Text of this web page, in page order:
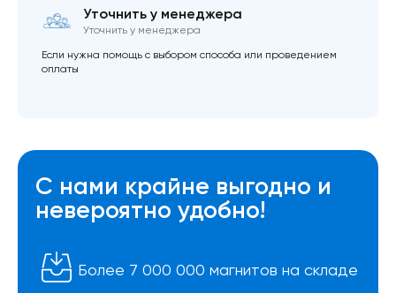
Уточнить у менеджера
Уточнить у менеджера
Если нужна помощь с выбором способа или проведением
оплаты
С нами крайне выгодно и
невероятно удобно!
Более 7 000 000 магнитов на складе